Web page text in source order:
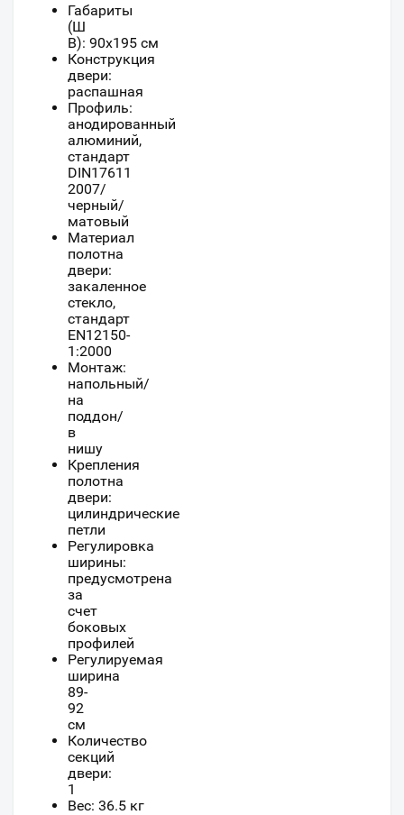
Габариты
(Ш
В): 90x195 см
Конструкция
двери:
распашная
Профиль:
анодированный
алюминий,
стандарт
DIN17611
2007/
черный/
матовый
Материал
полотна
двери:
закаленное
стекло,
стандарт
EN12150-
1:2000
Монтаж:
напольный/
на
поддон/
в
нишу
Крепления
полотна
двери:
цилиндрические
петли
Регулировка
ширины:
предусмотрена
за
счет
боковых
профилей
Регулируемая
ширина
89-
92
см
Количество
секций
двери:
1
Вес: 36.5 кг